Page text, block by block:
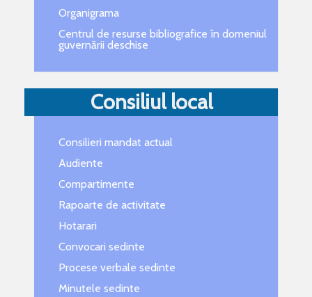
Organigrama
Centrul de resurse bibliografice în domeniul
guvernării deschise
Consiliul local
Consilieri mandat actual
Audiente
Compartimente
Rapoarte de activitate
Hotarari
Convocari sedinte
Procese verbale sedinte
Minutele sedinte